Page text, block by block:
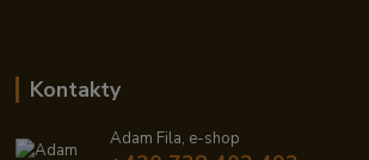
Kontakty
Adam Fila, e-shop